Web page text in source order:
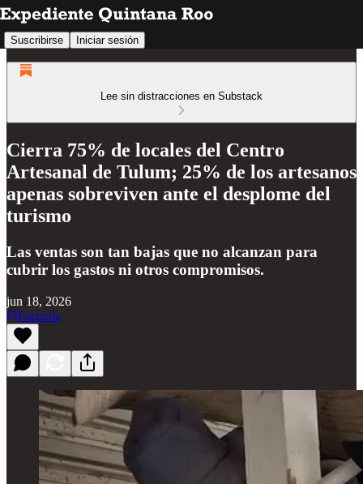
Suscribirse Iniciar sesión
Lee sin distracciones en Substack
Cierra 75% de locales del Centro
Artesanal de Tulum; 25% de los artesanos
apenas sobreviven ante el desplome del
turismo
Las ventas son tan bajas que no alcanzan para
cubrir los gastos ni otros compromisos.
jun 18, 2026
Escucha